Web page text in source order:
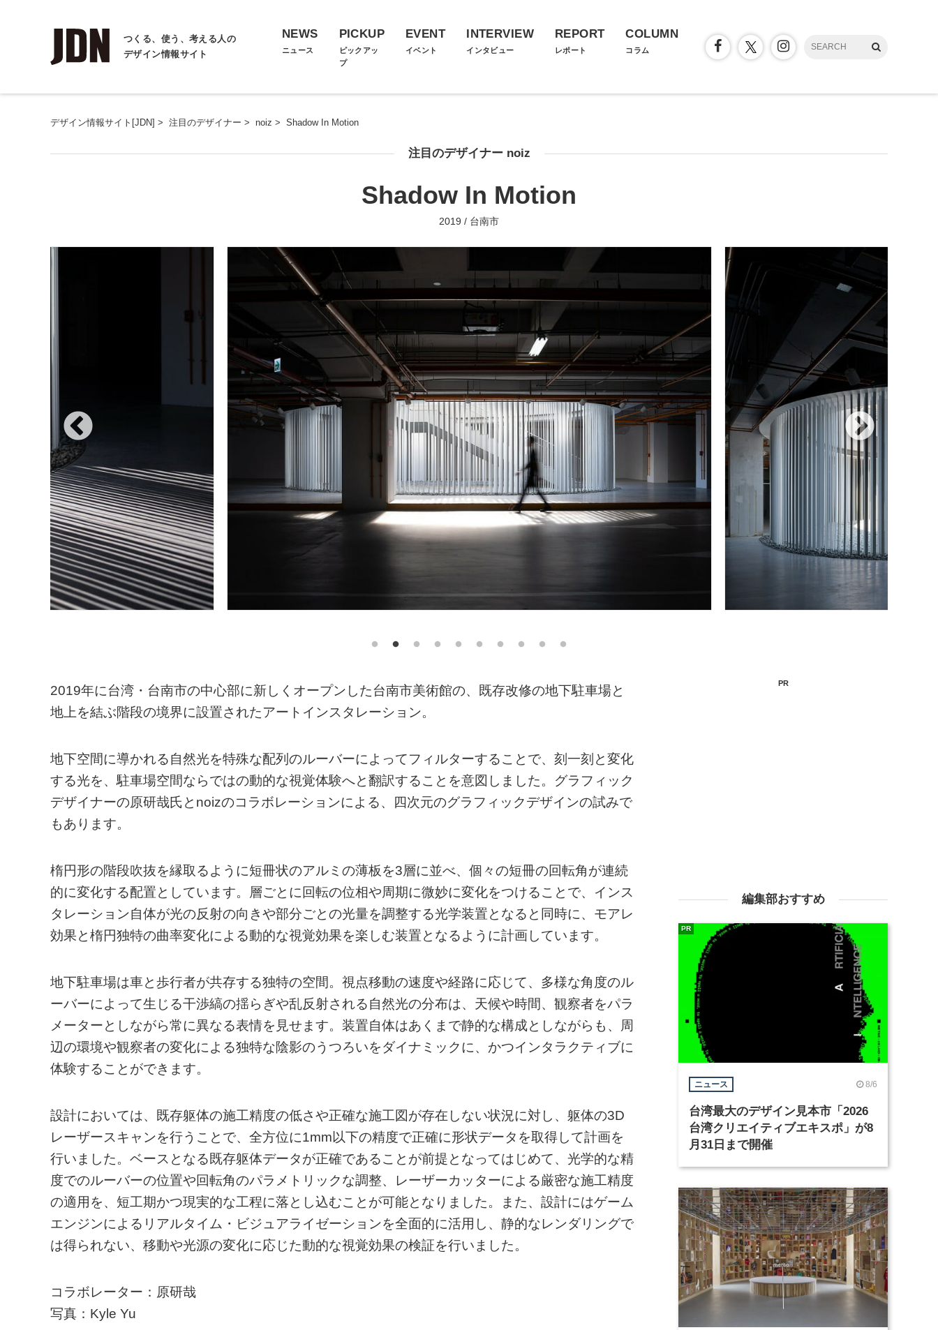
つくる、使う、考える人の
デザイン情報サイト
NEWS
ニュース
PICKUP
ピックアッ
プ
EVENT
イベント
INTERVIEW
インタビュー
REPORT
レポート
COLUMN
コラム
デザイン情報サイト[JDN] > 注目のデザイナー > noiz > Shadow In Motion
注目のデザイナー noiz
Shadow In Motion
2019 / 台南市
2019年に台湾・台南市の中心部に新しくオープンした台南市美術館の、既存改修の地下駐車場と
地上を結ぶ階段の境界に設置されたアートインスタレーション。
地下空間に導かれる自然光を特殊な配列のルーバーによってフィルターすることで、刻一刻と変化
する光を、駐車場空間ならではの動的な視覚体験へと翻訳することを意図しました。グラフィック
デザイナーの原研哉氏とnoizのコラボレーションによる、四次元のグラフィックデザインの試みで
もあります。
楕円形の階段吹抜を縁取るように短冊状のアルミの薄板を3層に並べ、個々の短冊の回転角が連続
的に変化する配置としています。層ごとに回転の位相や周期に微妙に変化をつけることで、インス
タレーション自体が光の反射の向きや部分ごとの光量を調整する光学装置となると同時に、モアレ
効果と楕円独特の曲率変化による動的な視覚効果を楽しむ装置となるように計画しています。
地下駐車場は車と歩行者が共存する独特の空間。視点移動の速度や経路に応じて、多様な角度のル
ーバーによって生じる干渉縞の揺らぎや乱反射される自然光の分布は、天候や時間、観察者をパラ
メーターとしながら常に異なる表情を見せます。装置自体はあくまで静的な構成としながらも、周
辺の環境や観察者の変化による独特な陰影のうつろいをダイナミックに、かつインタラクティブに
体験することができます。
設計においては、既存躯体の施工精度の低さや正確な施工図が存在しない状況に対し、躯体の3D
レーザースキャンを行うことで、全方位に1mm以下の精度で正確に形状データを取得して計画を
行いました。ベースとなる既存躯体データが正確であることが前提となってはじめて、光学的な精
度でのルーバーの位置や回転角のパラメトリックな調整、レーザーカッターによる厳密な施工精度
の適用を、短工期かつ現実的な工程に落とし込むことが可能となりました。また、設計にはゲーム
エンジンによるリアルタイム・ビジュアライゼーションを全面的に活用し、静的なレンダリングで
は得られない、移動や光源の変化に応じた動的な視覚効果の検証を行いました。
コラボレーター：原研哉
写真：Kyle Yu
PR
編集部おすすめ
ニュース 8/6
台湾最大のデザイン見本市「2026
台湾クリエイティブエキスポ」が8
月31日まで開催
PR